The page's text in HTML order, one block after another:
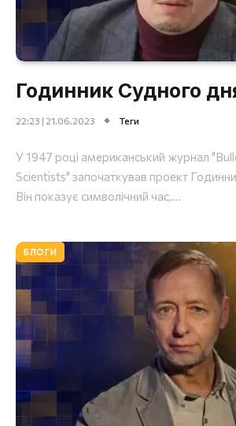
Годинник Судного
22:23 | 21.06.2023 Теги
У 1947 році американський журнал
Scientists" започаткував проект
Він показує символічний час,...
БЛОГИ